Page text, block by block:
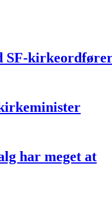
SF-
har meget at